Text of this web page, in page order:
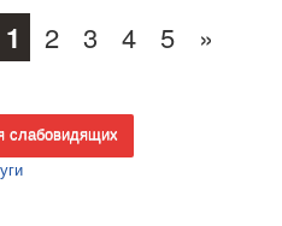
1 2 3 4 5 »
слабовидящих